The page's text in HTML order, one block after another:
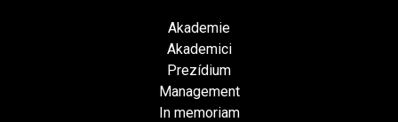
Akademie
Akademici
Prezídium
Management
In memoriam